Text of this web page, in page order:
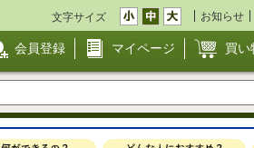
文字サイズ お知らせ
会員登録 マイページ 買い